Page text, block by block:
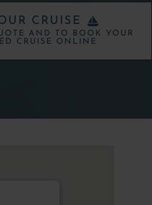
CRUISE
AND TO BOOK YOUR
CRUISE ONLINE